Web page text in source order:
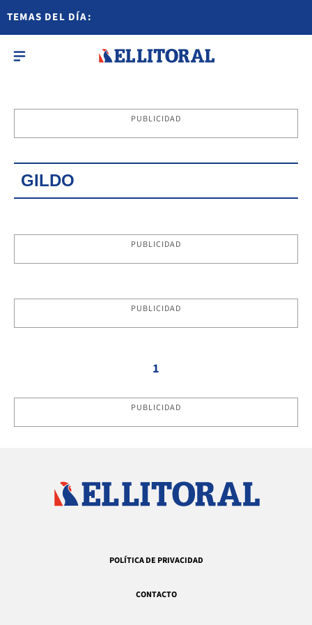
TEMAS DEL DÍA:
PUBLICIDAD
GILDO
PUBLICIDAD
PUBLICIDAD
1
PUBLICIDAD
POLÍTICA DE PRIVACIDAD
CONTACTO